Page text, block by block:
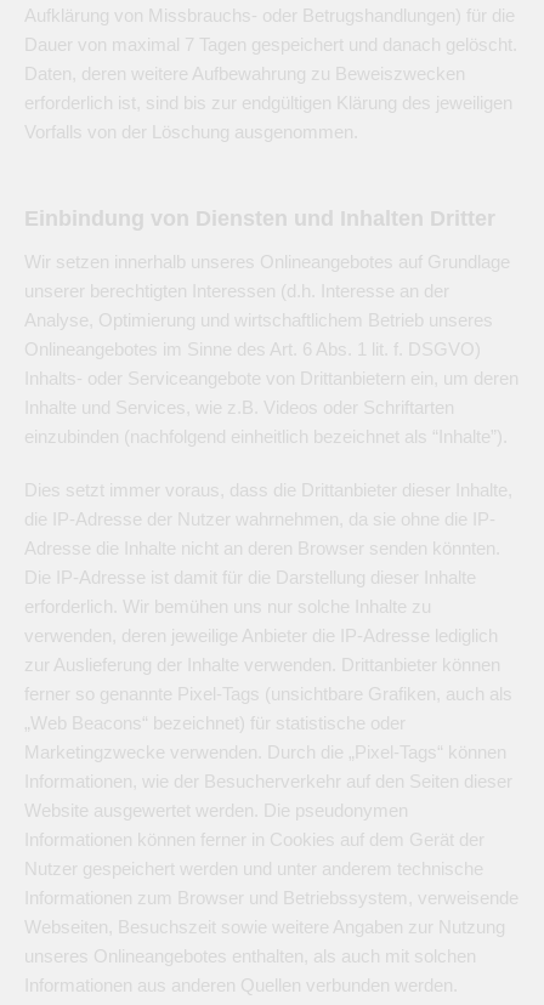
Aufklärung von Missbrauchs- oder Betrugshandlungen) für die
Dauer von maximal 7 Tagen gespeichert und danach gelöscht.
Daten, deren weitere Aufbewahrung zu Beweiszwecken
erforderlich ist, sind bis zur endgültigen Klärung des jeweiligen
Vorfalls von der Löschung ausgenommen.
Einbindung von Diensten und Inhalten Dritter
Wir setzen innerhalb unseres Onlineangebotes auf Grundlage
unserer berechtigten Interessen (d.h. Interesse an der
Analyse, Optimierung und wirtschaftlichem Betrieb unseres
Onlineangebotes im Sinne des Art. 6 Abs. 1 lit. f. DSGVO)
Inhalts- oder Serviceangebote von Drittanbietern ein, um deren
Inhalte und Services, wie z.B. Videos oder Schriftarten
einzubinden (nachfolgend einheitlich bezeichnet als “Inhalte”).
Dies setzt immer voraus, dass die Drittanbieter dieser Inhalte,
die IP-Adresse der Nutzer wahrnehmen, da sie ohne die IP-
Adresse die Inhalte nicht an deren Browser senden könnten.
Die IP-Adresse ist damit für die Darstellung dieser Inhalte
erforderlich. Wir bemühen uns nur solche Inhalte zu
verwenden, deren jeweilige Anbieter die IP-Adresse lediglich
zur Auslieferung der Inhalte verwenden. Drittanbieter können
ferner so genannte Pixel-Tags (unsichtbare Grafiken, auch als
„Web Beacons“ bezeichnet) für statistische oder
Marketingzwecke verwenden. Durch die „Pixel-Tags“ können
Informationen, wie der Besucherverkehr auf den Seiten dieser
Website ausgewertet werden. Die pseudonymen
Informationen können ferner in Cookies auf dem Gerät der
Nutzer gespeichert werden und unter anderem technische
Informationen zum Browser und Betriebssystem, verweisende
Webseiten, Besuchszeit sowie weitere Angaben zur Nutzung
unseres Onlineangebotes enthalten, als auch mit solchen
Informationen aus anderen Quellen verbunden werden.